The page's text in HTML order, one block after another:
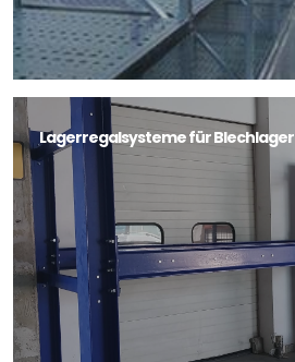
Lagerregalsysteme für Blechlager